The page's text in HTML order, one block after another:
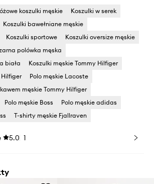
koszulki męskie
Koszulki w serek
Koszulki bawełniane męskie
Koszulki sportowe
Koszulki oversize męskie
polówka męska
biała
Koszulki męskie Tommy Hilfiger
Hilfiger
Polo męskie Lacoste
męskie Tommy Hilfiger
Polo męskie Boss
Polo męskie adidas
T-shirty męskie Fjallraven
5.0 1